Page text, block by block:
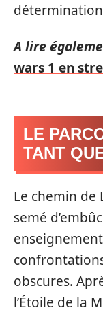
A lire
wars 1 en
LE
TANT
Le chemin de
semé
obscures.
l’Étoile de la